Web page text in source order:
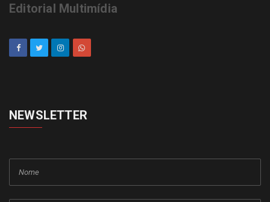
Editorial Multimídia
NEWSLETTER